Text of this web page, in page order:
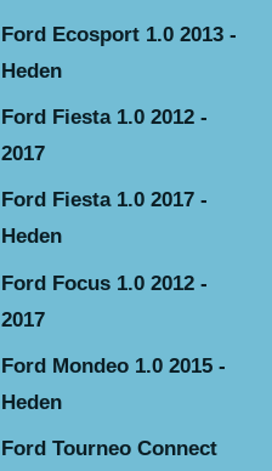
Ford Ecosport 1.0 2013 -
Heden
Ford Fiesta 1.0 2012 -
2017
Ford Fiesta 1.0 2017 -
Heden
Ford Focus 1.0 2012 -
2017
Ford Mondeo 1.0 2015 -
Heden
Ford Tourneo Connect